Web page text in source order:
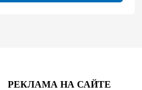
РЕКЛАМА НА САЙТЕ